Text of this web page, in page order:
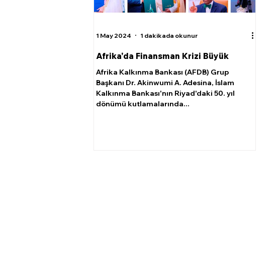
Afrika'da Finansman Krizi Büyük
Afrika Kalkınma Bankası (AFDB) Grup
Başkanı Dr. Akinwumi A. Adesina, İslam
Kalkınma Bankası'nın Riyad'daki 50. yıl
dönümü kutlamalarında...
1 May 2024 1 dakikada okunur